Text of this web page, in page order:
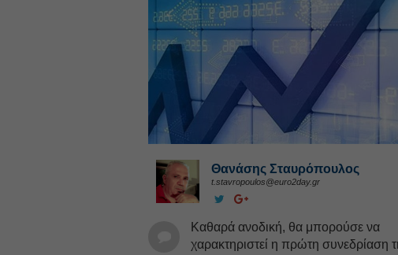
Θανάσης Σταυρόπουλος
t.stavropoulos@euro2day.gr
Καθαρά ανοδική, θα μπορούσε να
χαρακτηριστεί η πρώτη συνεδρίαση